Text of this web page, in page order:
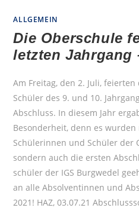
ALLGEMEIN
Die Oberschule
letzten Jahrgang
Am Freitag, den 2. Juli,
Schüler des 9. und 10.
Abschluss. In diesem Jahr
Besonderheit, denn es
Schülerinnen und Schüler der
sondern auch die ersten
schüler der IGS Burgwedel
an alle Absolventinnen und
2021! HAZ, 03.07.21